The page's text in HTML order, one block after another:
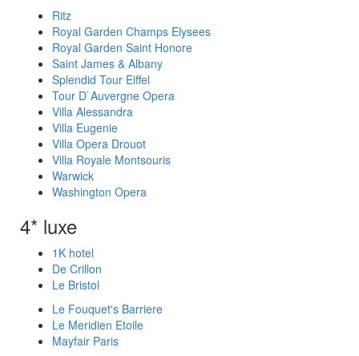
Ritz
Royal Garden Champs Elysees
Royal Garden Saint Honore
Saint James & Albany
Splendid Tour Eiffel
Tour D`Auvergne Opera
Villa Alessandra
Villa Eugenie
Villa Opera Drouot
Villa Royale Montsouris
Warwick
Washington Opera
4* luxe
1K hotel
De Crillon
Le Bristol
Le Fouquet's Barriere
Le Meridien Etoile
Mayfair Paris